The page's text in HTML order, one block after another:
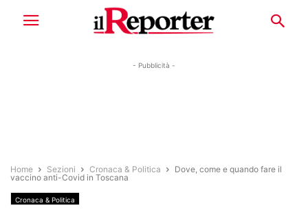
- Pubblicità -
Home Sezioni Cronaca & Politica
Dove, come e quando fare il
vaccino anti-Covid in Toscana
Cronaca & Politica